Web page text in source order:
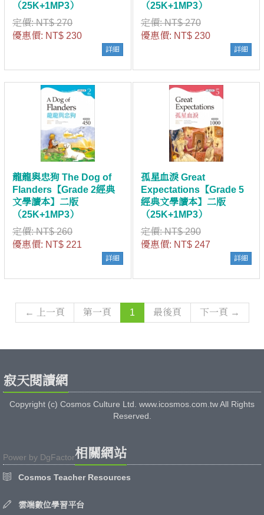
（25K+1MP3）
定價:NT$ 270
優惠價: NT$ 230
詳細
（25K+1MP3）
定價:NT$ 270
優惠價: NT$ 230
詳細
龍龍與忠狗 The Dog of
Flanders【Grade 2經典
文學讀本】二版
（25K+1MP3）
定價:NT$ 260
優惠價: NT$ 221
詳細
孤星血淚 Great
Expectations【Grade 5
經典文學讀本】二版
（25K+1MP3）
定價:NT$ 290
優惠價: NT$ 247
詳細
← 上一頁 第一頁 1 最後頁 下一頁 →
寂天閱讀網
Copyright (c) Cosmos Culture Ltd. www.icosmos.com.tw All Rights
Reserved.
Power by DgFactor相關網站
Cosmos Teacher Resources
雲端數位學習平台